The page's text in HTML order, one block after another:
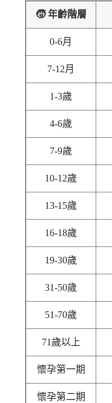
🧒 年齡階層
0-6月
7-12月
1-3歲
4-6歲
7-9歲
10-12歲
13-15歲
16-18歲
19-30歲
31-50歲
51-70歲
71歲以上
懷孕第一期
懷孕第二期